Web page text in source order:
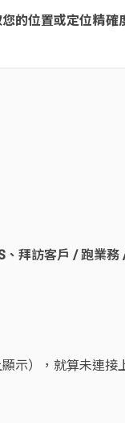
的位置或定位精確
拜訪客戶 / 跑業
示），就算未連接